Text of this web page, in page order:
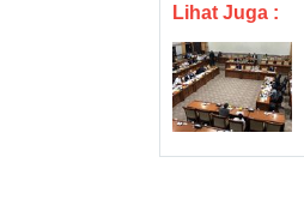
Lihat Juga :